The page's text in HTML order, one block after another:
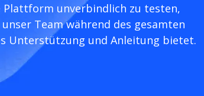
Plattform unverbindlich zu testen,
Team während des gesamten
Unterstützung und Anleitung bietet.